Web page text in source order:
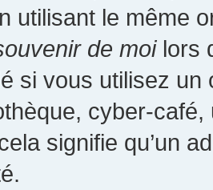
utilisant le même
de moilors
si vous utilisez
cyber-
signifie qu’un